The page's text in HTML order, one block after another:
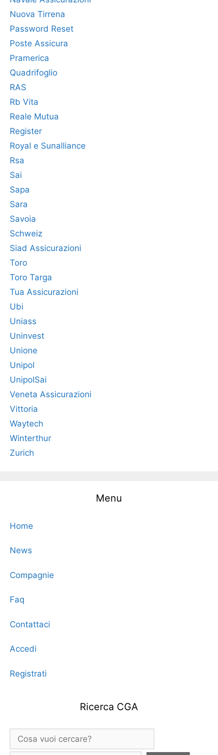
Nuova Tirrena
Password Reset
Poste Assicura
Pramerica
Quadrifoglio
RAS
Rb Vita
Reale Mutua
Register
Royal e Sunalliance
Rsa
Sai
Sapa
Sara
Savoia
Schweiz
Siad Assicurazioni
Toro
Toro Targa
Tua Assicurazioni
Ubi
Uniass
Uninvest
Unione
Unipol
UnipolSai
Veneta Assicurazioni
Vittoria
Waytech
Winterthur
Zurich
Menu
Home
News
Compagnie
Faq
Contattaci
Accedi
Registrati
Ricerca CGA